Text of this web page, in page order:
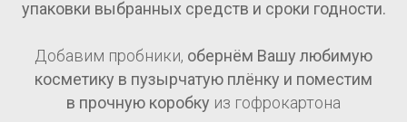
упаковки выбранных средств и сроки годности.
Добавим пробники, обернём Вашу любимую
косметику в пузырчатую плёнку и поместим
в прочную коробку из гофрокартона